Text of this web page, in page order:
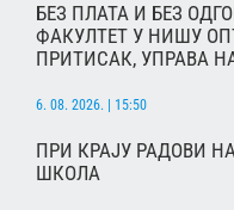
БЕЗ ПЛАТА И БЕЗ
ФАКУЛТЕТ У НИШУ
ПРИТИСАК, УПРАВА
6. 08. 2026. | 15:50
ПРИ КРАЈУ РАДОВИ
ШКОЛА